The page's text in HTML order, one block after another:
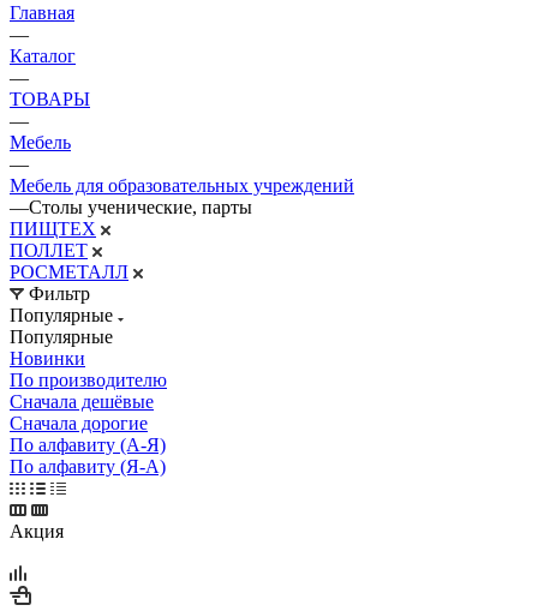
Главная
—
Каталог
—
ТОВАРЫ
—
Мебель
—
Мебель для образовательных учреждений
—Столы ученические, парты
ПИЩТЕХ
ПОЛЛЕТ
РОСМЕТАЛЛ
Фильтр
Популярные
Популярные
Новинки
По производителю
Сначала дешёвые
Сначала дорогие
По алфавиту (А-Я)
По алфавиту (Я-А)
Акция